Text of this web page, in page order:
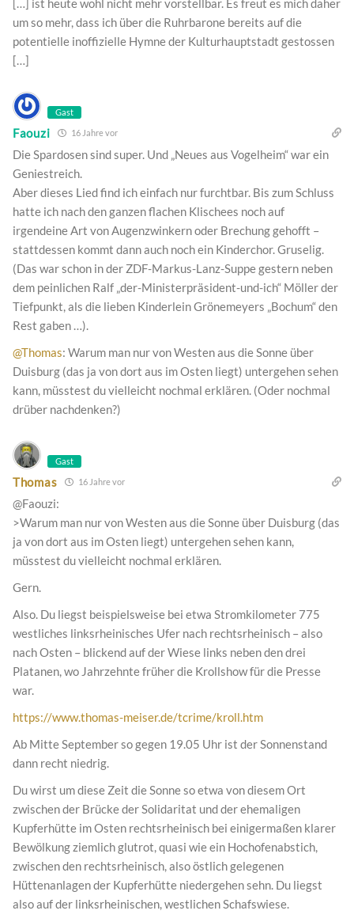
[…] ist heute wohl nicht mehr vorstellbar. Es freut es mich daher
um so mehr, dass ich über die Ruhrbarone bereits auf die
potentielle inoffizielle Hymne der Kulturhauptstadt gestossen
[…]
Gast
Faouzi 16 Jahre vor
Die Spardosen sind super. Und „Neues aus Vogelheim“ war ein
Geniestreich.
Aber dieses Lied find ich einfach nur furchtbar. Bis zum Schluss
hatte ich nach den ganzen flachen Klischees noch auf
irgendeine Art von Augenzwinkern oder Brechung gehofft –
stattdessen kommt dann auch noch ein Kinderchor. Gruselig.
(Das war schon in der ZDF-Markus-Lanz-Suppe gestern neben
dem peinlichen Ralf „der-Ministerpräsident-und-ich“ Möller der
Tiefpunkt, als die lieben Kinderlein Grönemeyers „Bochum“ den
Rest gaben …).
@Thomas: Warum man nur von Westen aus die Sonne über
Duisburg (das ja von dort aus im Osten liegt) untergehen sehen
kann, müsstest du vielleicht nochmal erklären. (Oder nochmal
drüber nachdenken?)
Gast
Thomas 16 Jahre vor
@Faouzi:
>Warum man nur von Westen aus die Sonne über Duisburg (das
ja von dort aus im Osten liegt) untergehen sehen kann,
müsstest du vielleicht nochmal erklären.
Gern.
Also. Du liegst beispielsweise bei etwa Stromkilometer 775
westliches linksrheinisches Ufer nach rechtsrheinisch – also
nach Osten – blickend auf der Wiese links neben den drei
Platanen, wo Jahrzehnte früher die Krollshow für die Presse
war.
https://www.thomas-meiser.de/tcrime/kroll.htm
Ab Mitte September so gegen 19.05 Uhr ist der Sonnenstand
dann recht niedrig.
Du wirst um diese Zeit die Sonne so etwa von diesem Ort
zwischen der Brücke der Solidaritat und der ehemaligen
Kupferhütte im Osten rechtsrheinisch bei einigermaßen klarer
Bewölkung ziemlich glutrot, quasi wie ein Hochofenabstich,
zwischen den rechtsrheinisch, also östlich gelegenen
Hüttenanlagen der Kupferhütte niedergehen sehn. Du liegst
also auf der linksrheinischen, westlichen Schafswiese.